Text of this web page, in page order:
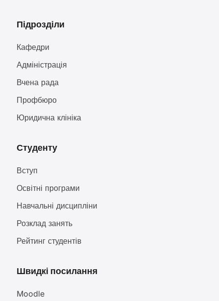
Підрозділи
Кафедри
Адміністрація
Вчена рада
Профбюро
Юридична клініка
Студенту
Вступ
Освітні програми
Навчальні дисципліни
Розклад занять
Рейтинг студентів
Швидкі посилання
Moodle